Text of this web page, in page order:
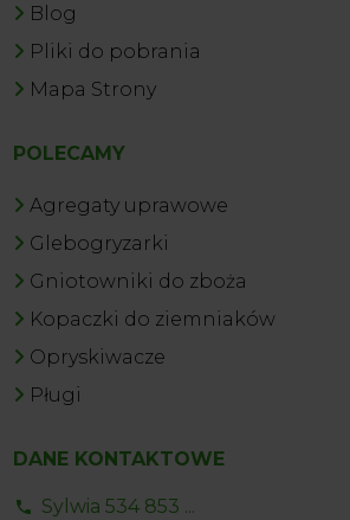
Blog
Pliki do pobrania
Mapa Strony
POLECAMY
Agregaty uprawowe
Glebogryzarki
Gniotowniki do zboża
Kopaczki do ziemniaków
Opryskiwacze
Pługi
DANE KONTAKTOWE
Sylwia 534 853 ...